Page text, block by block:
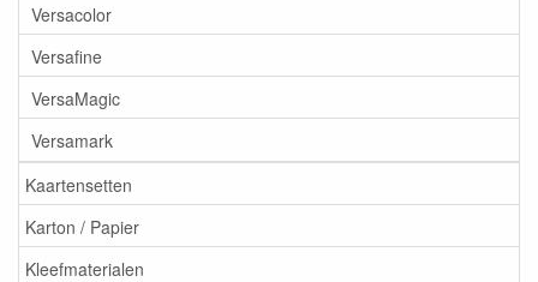
Versacolor
Versafine
VersaMagic
Versamark
Kaartensetten
Karton / Papier
Kleefmaterialen